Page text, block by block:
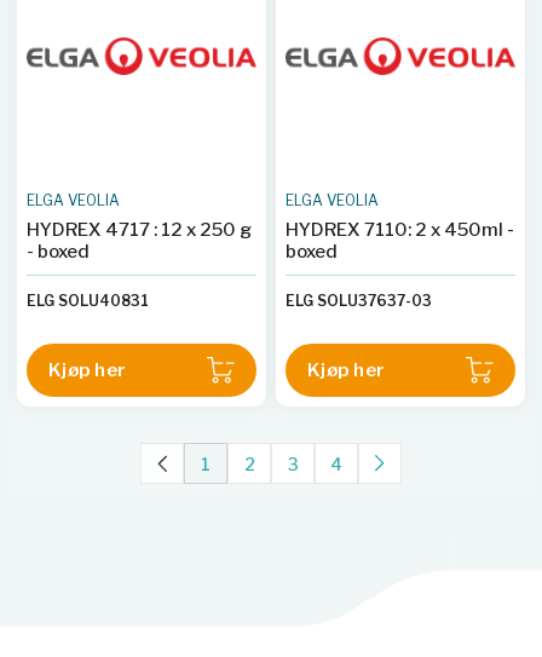
ELGA VEOLIA
HYDREX 4717 : 12 x 250 g
- boxed
ELG SOLU40831
Kjøp her
ELGA VEOLIA
HYDREX 7110: 2 x 450ml -
boxed
ELG SOLU37637-03
Kjøp her
1 2 3 4